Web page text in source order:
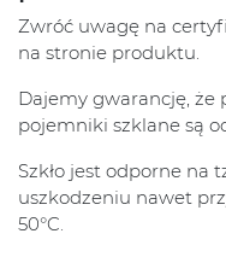
Zwróć uwagę na
na stronie produktu.
Dajemy gwarancję, że
pojemniki szklane są
Szkło jest odporne na
uszkodzeniu nawet
50°C.